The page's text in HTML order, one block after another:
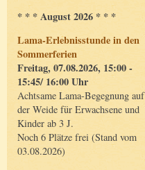
* * * August 2026 * * *
Lama-Erlebnisstunde in den
Sommerferien
Freitag, 07.08.2026, 15:00 -
15:45/ 16:00 Uhr
Achtsame Lama-Begegnung auf
der Weide für Erwachsene und
Kinder ab 3 J.
Noch 6 Plätze frei (Stand vom
03.08.2026)